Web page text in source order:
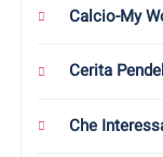
Calcio-My
Cerita
Che